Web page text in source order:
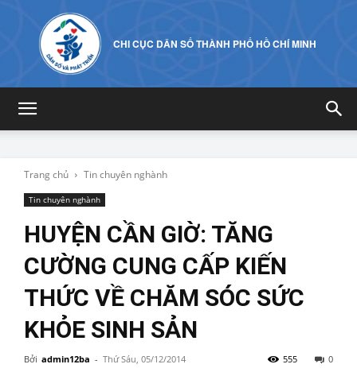
CHI CỤC DÂN SỐ THÀNH PHỐ HỒ CHÍ MINH
Trang chủ Tin chuyên nghành
Tin chuyên nghành
HUYỆN CẦN GIỜ: TĂNG
CƯỜNG CUNG CẤP KIẾN
THỨC VỀ CHĂM SÓC SỨC
KHỎE SINH SẢN
Bởi admin12ba - Thứ Sáu, 05/12/2014 0
555